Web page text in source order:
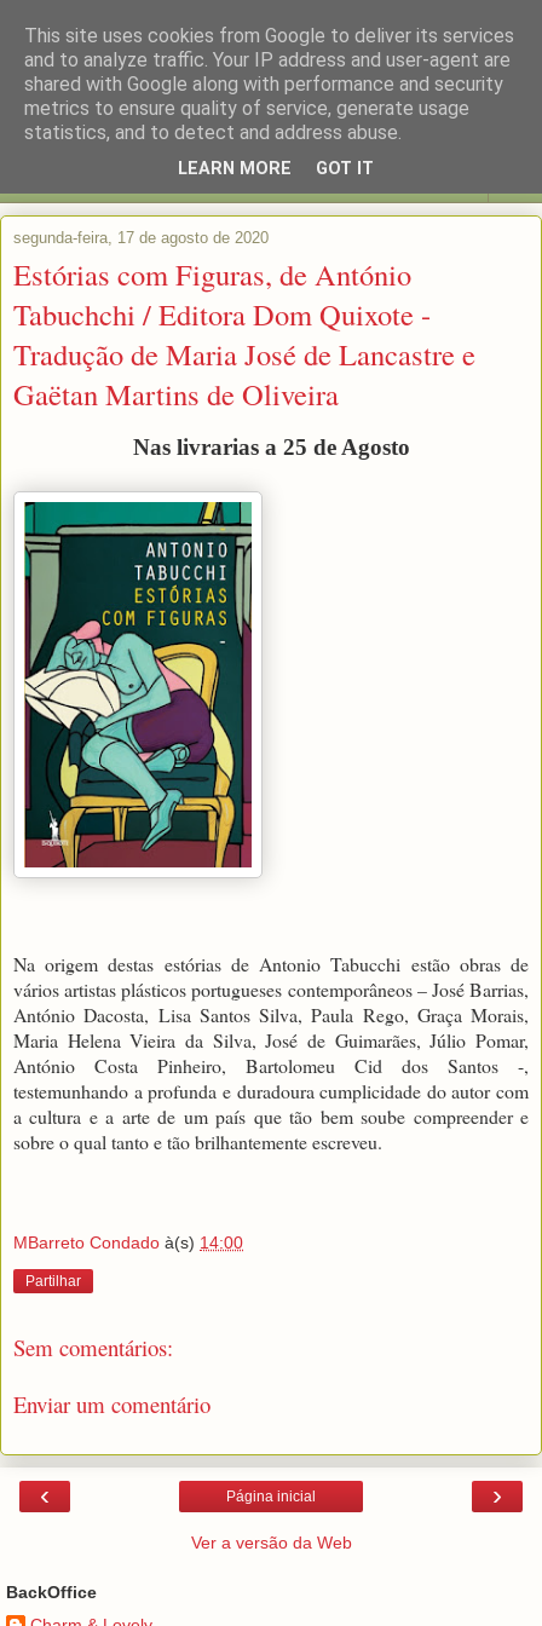
segunda-feira, 17 de agosto de 2020
Estórias com Figuras, de António
Tabuchchi / Editora Dom Quixote -
Tradução de Maria José de Lancastre e
Gaëtan Martins de Oliveira
Nas livrarias a 25 de Agosto
Na origem destas estórias de Antonio Tabucchi estão obras de
vários artistas plásticos portugueses contemporâneos – José Barrias,
António Dacosta, Lisa Santos Silva, Paula Rego, Graça Morais,
Maria Helena Vieira da Silva, José de Guimarães, Júlio Pomar,
António Costa Pinheiro, Bartolomeu Cid dos Santos -,
testemunhando a profunda e duradoura cumplicidade do autor com
a cultura e a arte de um país que tão bem soube compreender e
sobre o qual tanto e tão brilhantemente escreveu.
MBarreto Condado à(s) 14:00
Partilhar
Sem comentários:
Enviar um comentário
‹ ›
Página inicial
Ver a versão da Web
BackOffice
This site uses cookies from Google to deliver its services
and to analyze traffic. Your IP address and user-agent are
shared with Google along with performance and security
metrics to ensure quality of service, generate usage
statistics, and to detect and address abuse.
LEARN MORE GOT IT